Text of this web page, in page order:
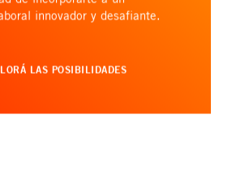
innovador y desafiante.
LAS POSIBILIDADES